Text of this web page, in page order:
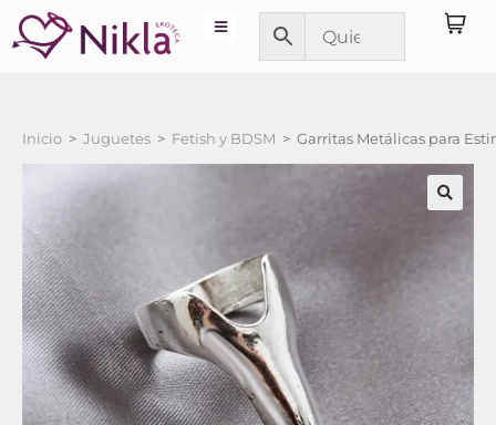
Inicio > Juguetes > Fetish y BDSM > Garritas Metálicas para